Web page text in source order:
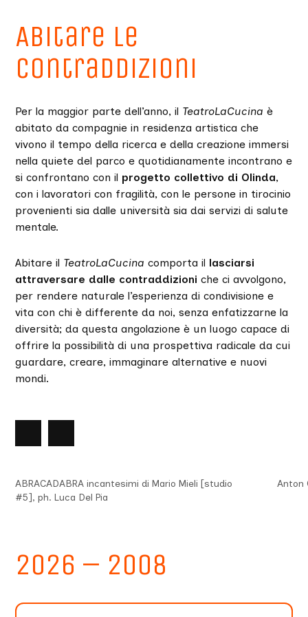
Abitare le
contraddizioni
Per la maggior parte dell’anno, il TeatroLaCucina è
abitato da compagnie in residenza artistica che
vivono il tempo della ricerca e della creazione immersi
nella quiete del parco e quotidianamente incontrano e
si confrontano con il progetto collettivo di Olinda,
con i lavoratori con fragilità, con le persone in tirocinio
provenienti sia dalle università sia dai servizi di salute
mentale.
Abitare il TeatroLaCucina comporta il lasciarsi
attraversare dalle contraddizioni che ci avvolgono,
per rendere naturale l’esperienza di condivisione e
vita con chi è differente da noi, senza enfatizzarne la
diversità; da questa angolazione è un luogo capace di
offrire la possibilità di una prospettiva radicale da cui
guardare, creare, immaginare alternative e nuovi
mondi.
ABRACADABRA incantesimi di Mario Mieli [studio
#5], ph. Luca Del Pia
Anton
Slide
2026 – 2008